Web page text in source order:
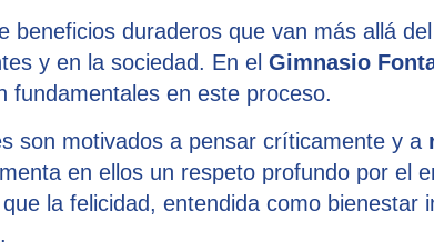
beneficios duraderos que van más allá
y en la sociedad. En el Gimnasio
fundamentales en este proceso.
son motivados a pensar críticamente y a
en ellos un respeto profundo por el
la felicidad, entendida como bienestar